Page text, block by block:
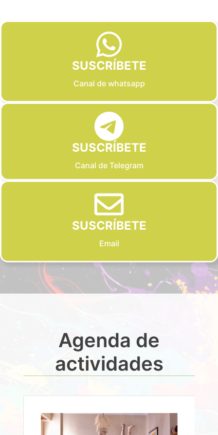
SUSCRÍBETE
Canal de whatsapp
SUSCRÍBETE
Canal de Telegram
SUSCRÍBETE
Email
Agenda de
actividades